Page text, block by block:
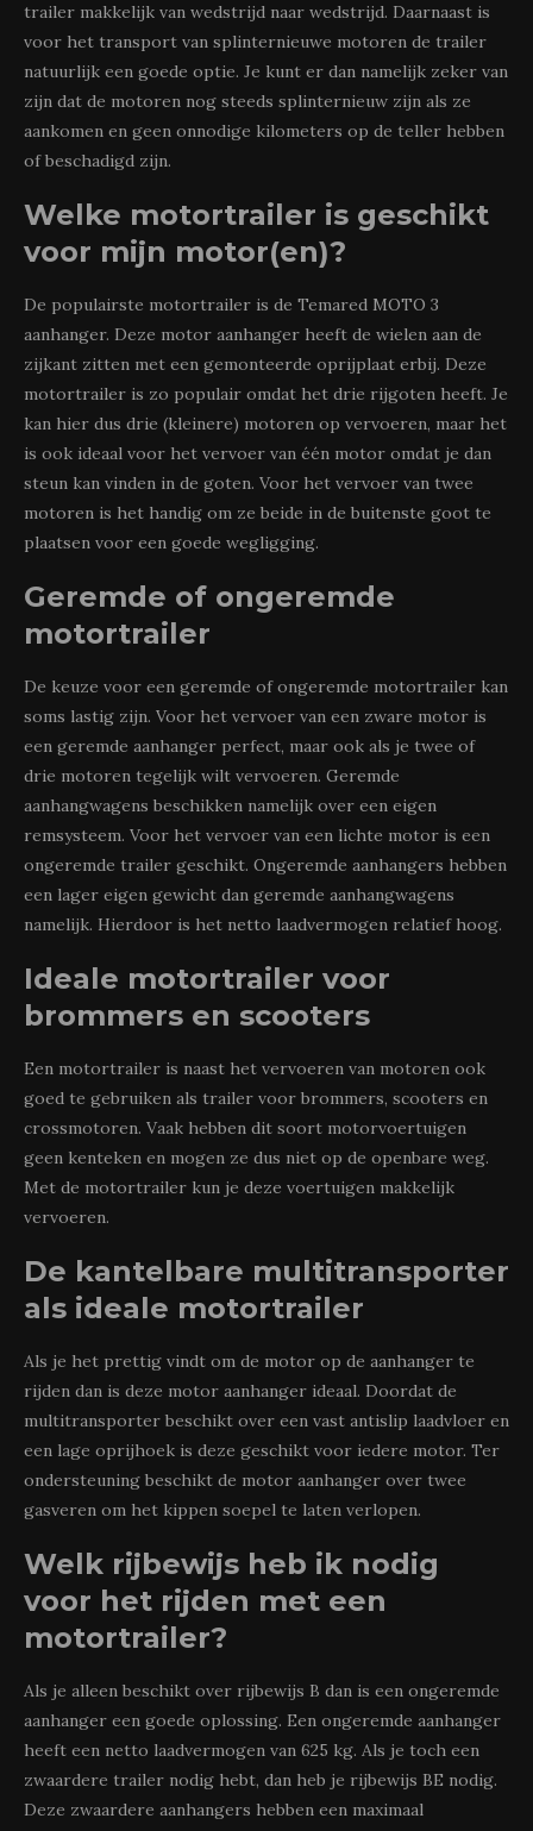
trailer makkelijk van wedstrijd naar wedstrijd. Daarnaast is
voor het transport van splinternieuwe motoren de trailer
natuurlijk een goede optie. Je kunt er dan namelijk zeker van
zijn dat de motoren nog steeds splinternieuw zijn als ze
aankomen en geen onnodige kilometers op de teller hebben
of beschadigd zijn.
Welke motortrailer is geschikt
voor mijn motor(en)?
De populairste motortrailer is de Temared MOTO 3
aanhanger. Deze motor aanhanger heeft de wielen aan de
zijkant zitten met een gemonteerde oprijplaat erbij. Deze
motortrailer is zo populair omdat het drie rijgoten heeft. Je
kan hier dus drie (kleinere) motoren op vervoeren, maar het
is ook ideaal voor het vervoer van één motor omdat je dan
steun kan vinden in de goten. Voor het vervoer van twee
motoren is het handig om ze beide in de buitenste goot te
plaatsen voor een goede wegligging.
Geremde of ongeremde
motortrailer
De keuze voor een geremde of ongeremde motortrailer kan
soms lastig zijn. Voor het vervoer van een zware motor is
een geremde aanhanger perfect, maar ook als je twee of
drie motoren tegelijk wilt vervoeren. Geremde
aanhangwagens beschikken namelijk over een eigen
remsysteem. Voor het vervoer van een lichte motor is een
ongeremde trailer geschikt. Ongeremde aanhangers hebben
een lager eigen gewicht dan geremde aanhangwagens
namelijk. Hierdoor is het netto laadvermogen relatief hoog.
Ideale motortrailer voor
brommers en scooters
Een motortrailer is naast het vervoeren van motoren ook
goed te gebruiken als trailer voor brommers, scooters en
crossmotoren. Vaak hebben dit soort motorvoertuigen
geen kenteken en mogen ze dus niet op de openbare weg.
Met de motortrailer kun je deze voertuigen makkelijk
vervoeren.
De kantelbare multitransporter
als ideale motortrailer
Als je het prettig vindt om de motor op de aanhanger te
rijden dan is deze motor aanhanger ideaal. Doordat de
multitransporter beschikt over een vast antislip laadvloer en
een lage oprijhoek is deze geschikt voor iedere motor. Ter
ondersteuning beschikt de motor aanhanger over twee
gasveren om het kippen soepel te laten verlopen.
Welk rijbewijs heb ik nodig
voor het rijden met een
motortrailer?
Als je alleen beschikt over rijbewijs B dan is een ongeremde
aanhanger een goede oplossing. Een ongeremde aanhanger
heeft een netto laadvermogen van 625 kg. Als je toch een
zwaardere trailer nodig hebt, dan heb je rijbewijs BE nodig.
Deze zwaardere aanhangers hebben een maximaal